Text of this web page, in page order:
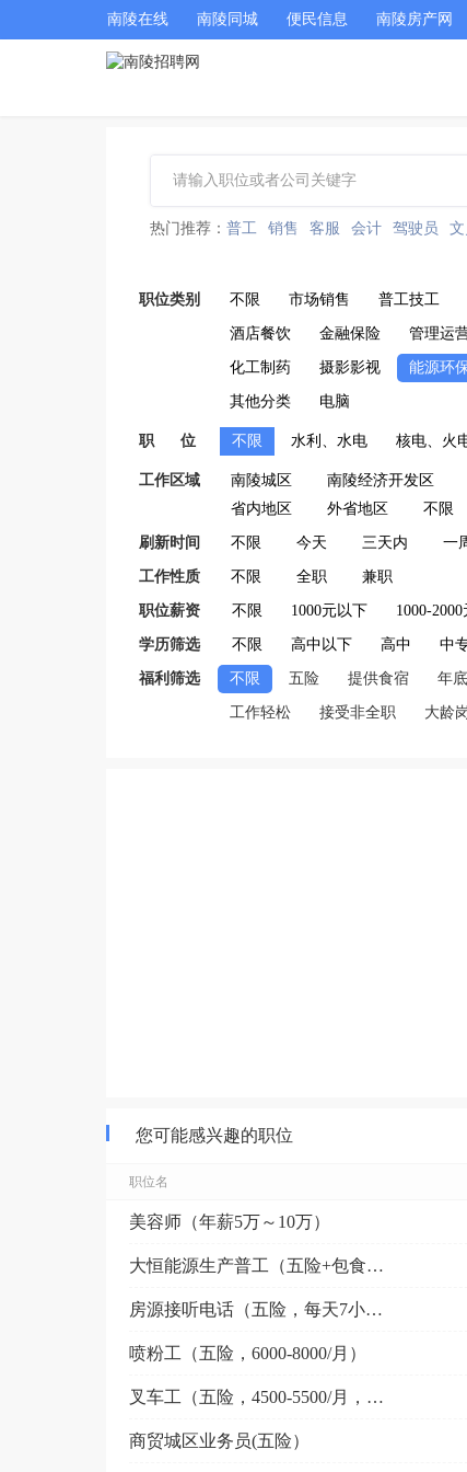
南陵在线 南陵同城 便民信息 南陵房产网
热门推荐： 普工 销售 客服 会计 驾驶员 文
职位类别 不限 市场销售 普工技工
酒店餐饮 金融保险 管理运
化工制药 摄影影视 能源环
其他分类 电脑
职 位 不限 水利、水电 核电、火
工作区域 南陵城区 南陵经济开发区
省内地区
外省地区 不限
刷新时间 不限 今天 三天内 一
工作性质 不限 全职 兼职
职位薪资 不限 1000元以下 1000-2000
学历筛选 不限 高中以下 高中 中
福利筛选 不限 五险 提供食宿 年
工作轻松 接受非全职 大龄
您可能感兴趣的职位
职位名
美容师（年薪5万～10万）
大恒能源生产普工（五险+包食宿+不穿无尘服）
房源接听电话（五险，每天7小时左右）
喷粉工（五险，6000-8000/月）
叉车工（五险，4500-5500/月，需要有证）
商贸城区业务员(五险）